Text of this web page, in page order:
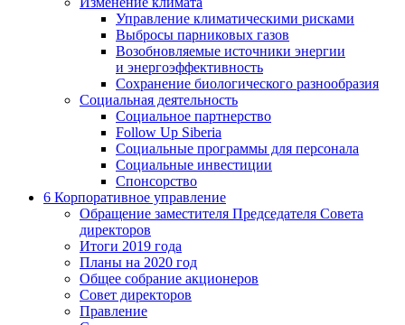
Управление климатическими рисками
Выбросы парниковых газов
Возобновляемые источники энергии
и энергоэффективность
Сохранение биологического разнообразия
Социальная деятельность
Социальное партнерство
Follow Up Siberia
Социальные программы для персонала
Социальные инвестиции
Спонсорство
6 Корпоративное управление
Обращение заместителя Председателя Совета
директоров
Итоги 2019 года
Планы на 2020 год
Общее собрание акционеров
Совет директоров
Правление